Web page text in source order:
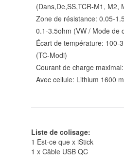
(Dans,De,SS,TCR-M1, M2,
Zone de résistance: 0.05-
0.1-3.5ohm (VW / Mode de
Écart de température:
(TC-Modi)
Courant de charge
Avec cellule: Lithium 1600
Liste de colisage:
1 Est-ce que x iStick
1 x Câble USB QC